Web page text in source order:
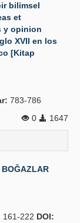
bilimsel
et
y opinion
XVII en los
[Kitap
783-786
0
1647
BOĞAZLAR
161-222 DOI: